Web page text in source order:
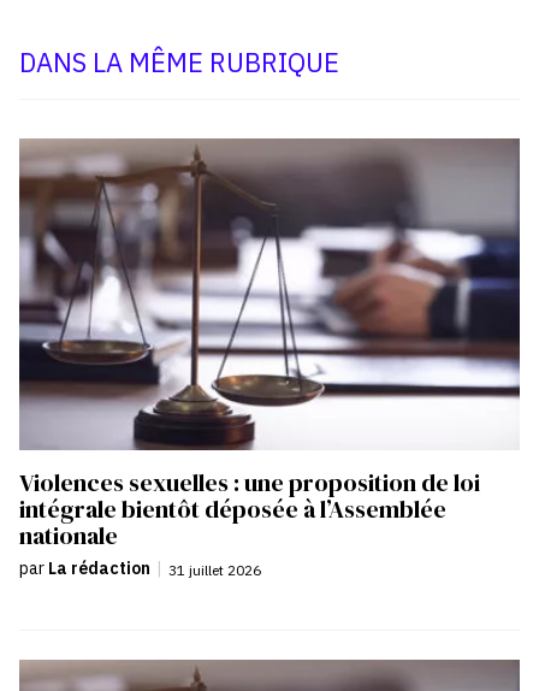
DANS LA MÊME RUBRIQUE
Violences sexuelles : une proposition de loi
intégrale bientôt déposée à l’Assemblée
nationale
par La rédaction | 31 juillet 2026